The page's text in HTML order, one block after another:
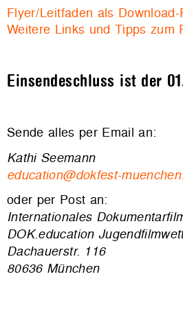
Flyer/Leitfaden als Download-
Weitere Links und Tipps zum
Einsendeschluss ist der
Sende alles per Email an:
Kathi Seemann
education@dokfest-
oder per Post an:
Internationales
DOK.education
Dachauerstr. 116
80636 München